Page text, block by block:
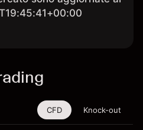
CFD Knock-out